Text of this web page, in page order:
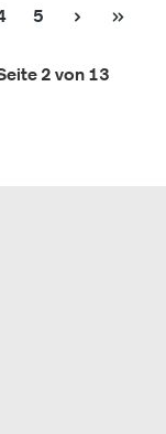
Seite
5
2 von 13